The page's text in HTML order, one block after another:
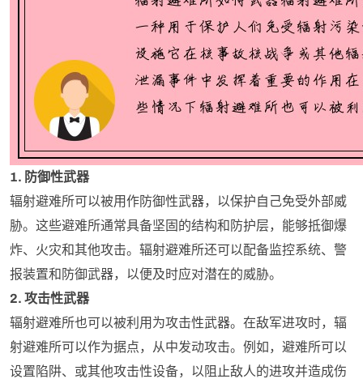
1. 防御性武器
辐射避难所可以被用作防御性武器，以保护自己免受外部威
胁。这些避难所通常具备坚固的结构和防护层，能够抵御爆
炸、火灾和其他攻击。辐射避难所还可以配备监控系统、警
报装置和防御武器，以便及时应对潜在的威胁。
2. 攻击性武器
辐射避难所也可以被利用为攻击性武器。在敌军进攻时，辐
射避难所可以作为据点，从中发动攻击。例如，避难所可以
设置陷阱、或其他攻击性设备，以阻止敌人的进攻并造成伤